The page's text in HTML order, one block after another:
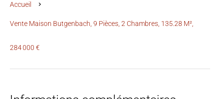
Accueil
Vente Maison Butgenbach, 9 Pièces, 2 Chambres, 135.28 M²,
284 000 €